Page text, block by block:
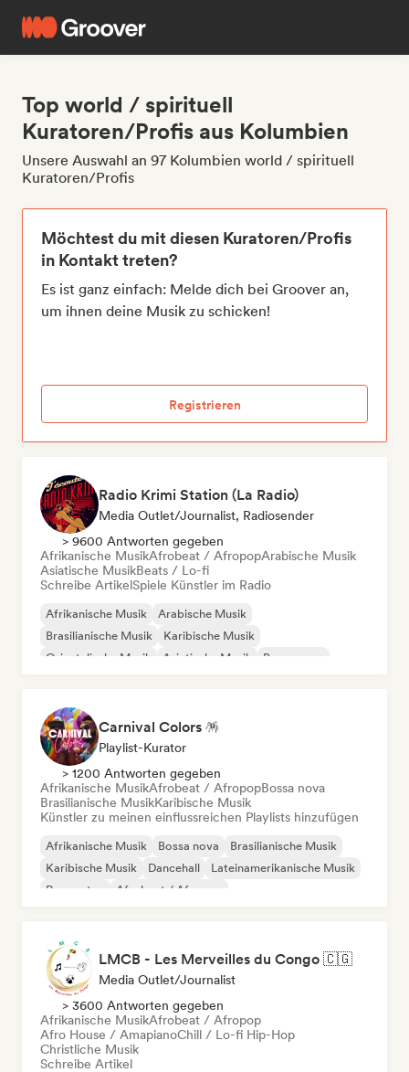
Top world / spirituell
Kuratoren/Profis aus Kolumbien
Unsere Auswahl an 97 Kolumbien world / spirituell
Kuratoren/Profis
Möchtest du mit diesen Kuratoren/Profis
in Kontakt treten?
Es ist ganz einfach: Melde dich bei Groover an,
um ihnen deine Musik zu schicken!
Registrieren
Radio Krimi Station (La Radio)
Media Outlet/Journalist, Radiosender
> 9600 Antworten gegeben
Afrikanische MusikAfrobeat / AfropopArabische Musik
Asiatische MusikBeats / Lo-fi
Schreibe ArtikelSpiele Künstler im Radio
Afrikanische Musik
Arabische Musik
Brasilianische Musik
Karibische Musik
Orientalische Musik
Asiatische Musik
Bossa nova
Carnival Colors 🪅
Playlist-Kurator
> 1200 Antworten gegeben
Afrikanische MusikAfrobeat / AfropopBossa nova
Brasilianische MusikKaribische Musik
Künstler zu meinen einflussreichen Playlists hinzufügen
Afrikanische Musik Bossa nova
Brasilianische Musik
Karibische Musik
Dancehall
Lateinamerikanische Musik
Reggaeton
Afrobeat / Afropop
LMCB - Les Merveilles du Congo 🇨🇬
Media Outlet/Journalist
> 3600 Antworten gegeben
Afrikanische MusikAfrobeat / Afropop
Afro House / AmapianoChill / Lo-fi Hip-Hop
Christliche Musik
Schreibe Artikel